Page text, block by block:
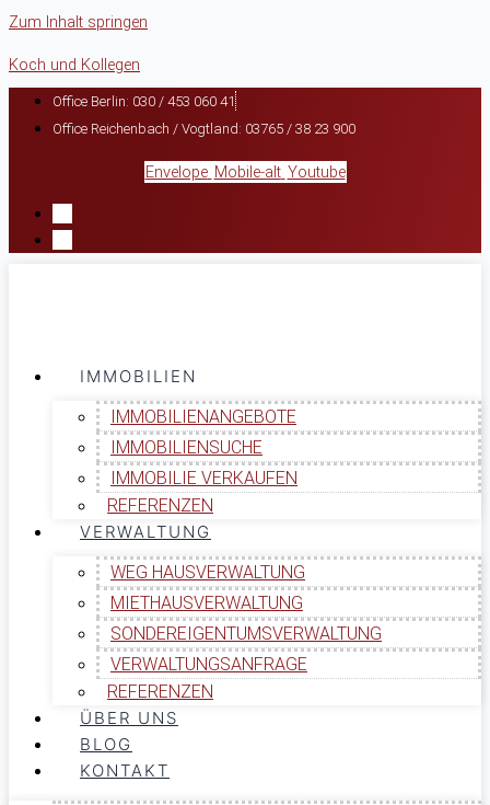
Zum Inhalt springen
Koch und Kollegen
Office Berlin: 030 / 453 060 41
Office Reichenbach / Vogtland: 03765 / 38 23 900
Envelope Mobile-alt Youtube
IMMOBILIEN
IMMOBILIENANGEBOTE
IMMOBILIENSUCHE
IMMOBILIE VERKAUFEN
REFERENZEN
VERWALTUNG
WEG HAUSVERWALTUNG
MIETHAUSVERWALTUNG
SONDEREIGENTUMSVERWALTUNG
VERWALTUNGSANFRAGE
REFERENZEN
ÜBER UNS
BLOG
KONTAKT